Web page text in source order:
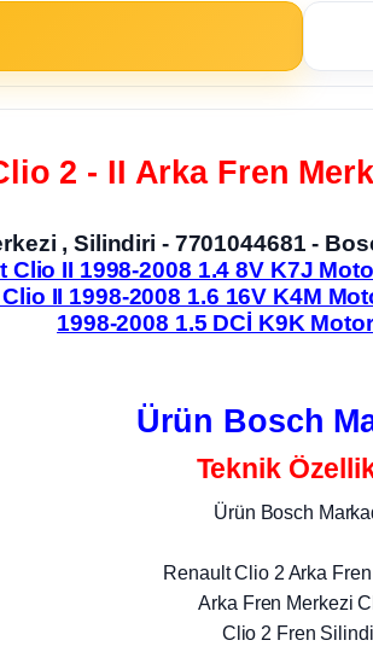
2 - II Arka Fren
, Silindiri - 7701044681 -
Clio II 1998-2008 1.4 8V K7J
II 1998-2008 1.6 16V K4M
1998-2008 1.5 DCİ K9K Motor
Ürün Bosch
Teknik
Ürün Bosch
Renault Clio 2 Arka
Arka Fren Merkezi
Clio 2 Fren